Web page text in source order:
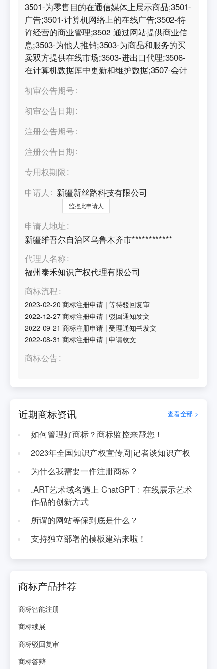
3501-为零售目的在通信媒体上展示商品;3501-
广告;3501-计算机网络上的在线广告;3502-特
许经营的商业管理;3502-通过网站提供商业信
息;3503-为他人推销;3503-为商品和服务的买
卖双方提供在线市场;3503-进出口代理;3506-
在计算机数据库中更新和维护数据;3507-会计
初审公告期号
初审公告日期
注册公告期号
注册公告日期
专用权期限
申请人
新疆新丝路科技有限公司
监控此申请人
申请人地址
新疆维吾尔自治区乌鲁木齐市************
代理人名称
福州泰禾知识产权代理有限公司
商标流程
2023-02-20 商标注册申请 |等待驳回复审
2022-12-27 商标注册申请 |驳回通知发文
2022-09-21 商标注册申请 |受理通知书发文
2022-08-31 商标注册申请 |申请收文
商标公告
近期商标资讯 查看全部 >
如何管理好商标？商标监控来帮您！
2023年全国知识产权宣传周|记者谈知识产权
为什么我需要一件注册商标？
.ART艺术域名遇上 ChatGPT：在线展示艺术
作品的创新方式
所谓的网站等保到底是什么？
支持独立部署的模板建站来啦！
商标产品推荐
商标智能注册
商标续展
商标驳回复审
商标答辩